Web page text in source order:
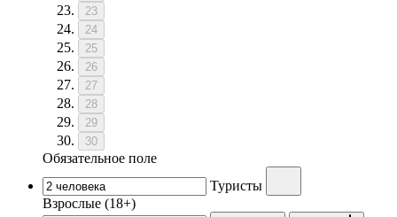
23
24
25
26
27
28
29
30
Обязательное поле
Туристы
Взрослые (18+)